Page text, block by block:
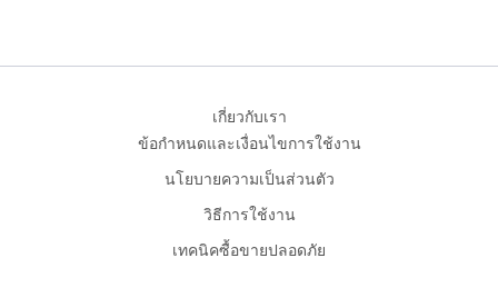
เกี่ยวกับเรา
ข้อกำหนดและเงื่อนไขการใช้งาน
นโยบายความเป็นส่วนตัว
วิธีการใช้งาน
เทคนิคซื้อขายปลอดภัย